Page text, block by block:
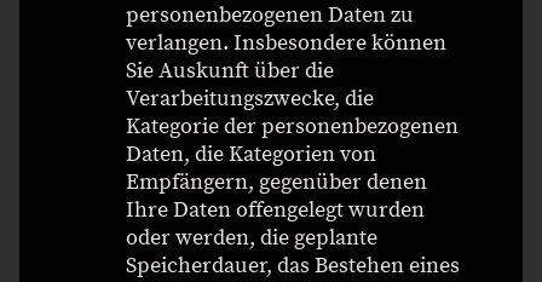
personenbezogenen Daten zu
verlangen. Insbesondere können
Sie Auskunft über die
Verarbeitungszwecke, die
Kategorie der personenbezogenen
Daten, die Kategorien von
Empfängern, gegenüber denen
Ihre Daten offengelegt wurden
oder werden, die geplante
Speicherdauer, das Bestehen eines